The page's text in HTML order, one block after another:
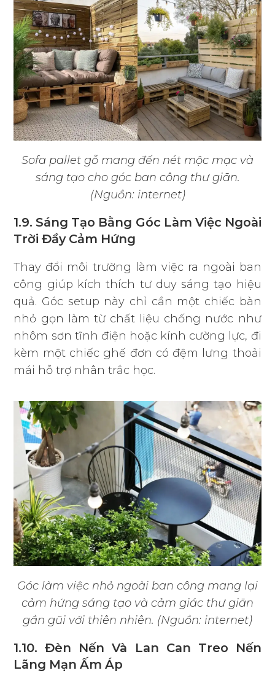
Sofa pallet gỗ mang đến nét mộc mạc và
sáng tạo cho góc ban công thư giãn.
(Nguồn: internet)
1.9. Sáng Tạo Bằng Góc Làm Việc Ngoài
Trời Đầy Cảm Hứng
Thay đổi môi trường làm việc ra ngoài ban
công giúp kích thích tư duy sáng tạo hiệu
quả. Góc setup này chỉ cần một chiếc bàn
nhỏ gọn làm từ chất liệu chống nước như
nhôm sơn tĩnh điện hoặc kính cường lực, đi
kèm một chiếc ghế đơn có đệm lưng thoải
mái hỗ trợ nhân trắc học.
Góc làm việc nhỏ ngoài ban công mang lại
cảm hứng sáng tạo và cảm giác thư giãn
gần gũi với thiên nhiên. (Nguồn: internet)
1.10. Đèn Nến Và Lan Can Treo Nến
Lãng Mạn Ấm Áp